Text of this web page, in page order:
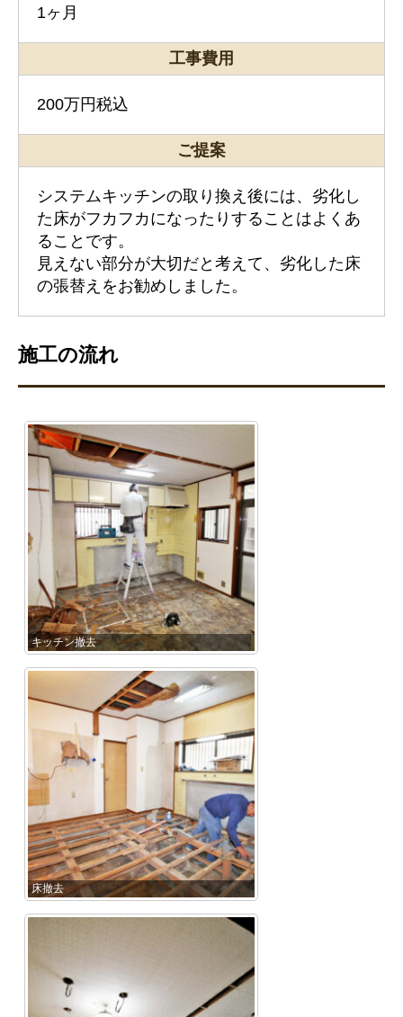
1ヶ月
工事費用
200万円税込
ご提案
システムキッチンの取り換え後には、劣化し
た床がフカフカになったりすることはよくあ
ることです。
見えない部分が大切だと考えて、劣化した床
の張替えをお勧めしました。
施工の流れ
キッチン撤去
床撤去